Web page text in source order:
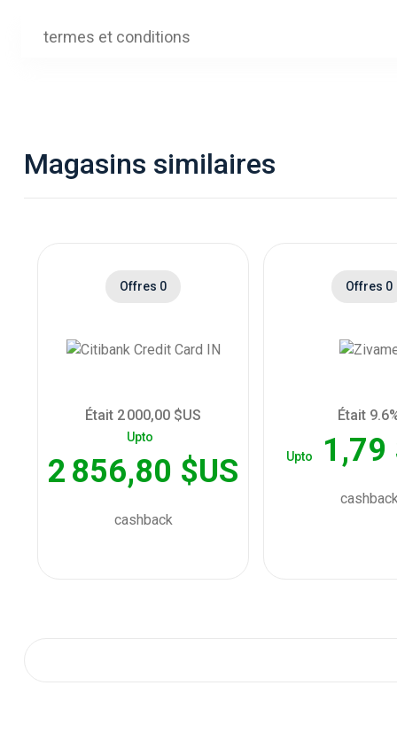
termes et conditions
Magasins similaires
Offres 0
Était 2 000,00 $US
Upto
2 856,80 $US
cashback
Offres 0
Était
Upto 1,79